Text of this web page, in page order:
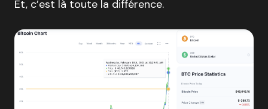
Et, c’est là toute la différence.